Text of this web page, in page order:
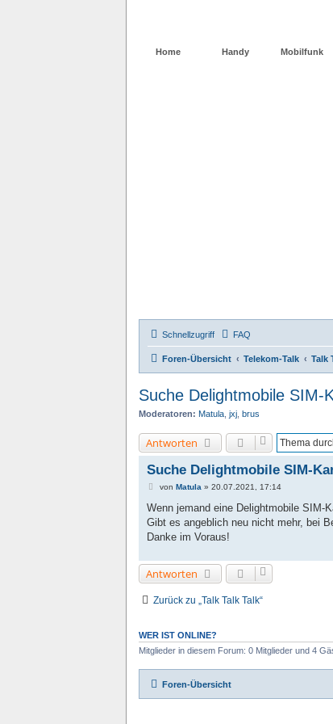
Home Handy Mobilfunk
Schnellzugriff FAQ
Foren-Übersicht Telekom-Talk Talk
Suche Delightmobile SIM-
Moderatoren: Matula jxj brus
Antworten
Suche Delightmobile SIM-
B
i
r
a
von Matula » 20.07.2021, 17:14
Wenn jemand eine Delightmobile SIM-
Gibt es angeblich neu nicht mehr, bei
Danke im Voraus!
Antworten
Zurück zu „Talk Talk Talk“
WER IST ONLINE?
Mitglieder in diesem Forum: 0 Mitglieder und 4
Foren-Übersicht